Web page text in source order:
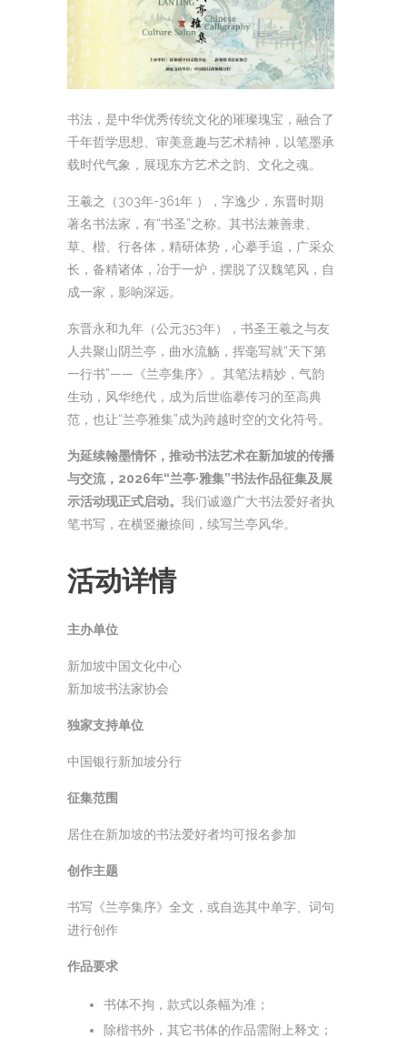
书法，是中华优秀传统文化的璀璨瑰宝，融合了
千年哲学思想、审美意趣与艺术精神，以笔墨承
载时代气象，展现东方艺术之韵、文化之魂。
王羲之（303年-361年 ），字逸少，东晋时期
著名书法家，有“书圣”之称。其书法兼善隶、
草、楷、行各体，精研体势，心摹手追，广采众
长，备精诸体，冶于一炉，摆脱了汉魏笔风，自
成一家，影响深远。
东晋永和九年（公元353年），书圣王羲之与友
人共聚山阴兰亭，曲水流觞，挥毫写就“天下第
一行书”——《兰亭集序》。其笔法精妙，气韵
生动，风华绝代，成为后世临摹传习的至高典
范，也让“兰亭雅集”成为跨越时空的文化符号。
为延续翰墨情怀，推动书法艺术在新加坡的传播
与交流，2026年“兰亭·雅集”书法作品征集及展
示活动现正式启动。 我们诚邀广大书法爱好者执
笔书写，在横竖撇捺间，续写兰亭风华。
活动详情
主办单位
新加坡中国文化中心
新加坡书法家协会
独家支持单位
中国银行新加坡分行
征集范围
居住在新加坡的书法爱好者均可报名参加
创作主题
书写《兰亭集序》全文，或自选其中单字、词句
进行创作
作品要求
书体不拘，款式以条幅为准；
除楷书外，其它书体的作品需附上释文；